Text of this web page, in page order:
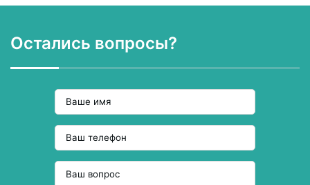
Остались вопросы?